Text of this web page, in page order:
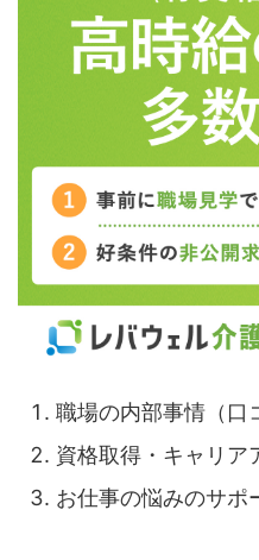
職場の内部事情（口
資格取得・キャリア
お仕事の悩みのサポ